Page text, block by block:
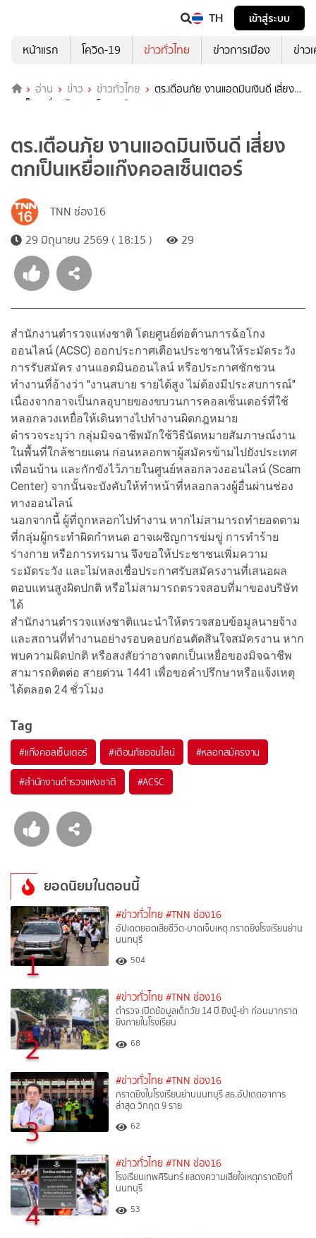
TH
เข้าสู่ระบบ
หน้าแรก
โควิด-19 ข่าวทั่วไทย ข่าวการเมือง ข่าว
อ่าน ข่าว ข่าวทั่วไทย
ตร.เตือนภัย งานแอดมินเงินดี เสี่ยง
ตกเป็นเหยื่อแก๊งคอลเซ็นเตอร์
ตร.เตือนภัย งานแอดมินเงินดี เสี่ยง
ตกเป็นเหยื่อแก๊งคอลเซ็นเตอร์
TNN ช่อง16
29 มิถุนายน 2569 ( 18:15 )
29
สำนักงานตำรวจแห่งชาติ โดยศูนย์ต่อต้านการฉ้อโกง
ออนไลน์ (ACSC) ออกประกาศเตือนประชาชนให้ระมัดระวัง
การรับสมัคร งานแอดมินออนไลน์ หรือประกาศชักชวน
ทำงานที่อ้างว่า "งานสบาย รายได้สูง ไม่ต้องมีประสบการณ์"
เนื่องจากอาจเป็นกลอุบายของขบวนการคอลเซ็นเตอร์ที่ใช้
หลอกลวงเหยื่อให้เดินทางไปทำงานผิดกฎหมาย
ตำรวจระบุว่า กลุ่มมิจฉาชีพมักใช้วิธีนัดหมายสัมภาษณ์งาน
ในพื้นที่ใกล้ชายแดน ก่อนหลอกพาผู้สมัครข้ามไปยังประเทศ
เพื่อนบ้าน และกักขังไว้ภายในศูนย์หลอกลวงออนไลน์ (Scam
Center) จากนั้นจะบังคับให้ทำหน้าที่หลอกลวงผู้อื่นผ่านช่อง
ทางออนไลน์
นอกจากนี้ ผู้ที่ถูกหลอกไปทำงาน หากไม่สามารถทำยอดตาม
ที่กลุ่มผู้กระทำผิดกำหนด อาจเผชิญการข่มขู่ การทำร้าย
ร่างกาย หรือการทรมาน จึงขอให้ประชาชนเพิ่มความ
ระมัดระวัง และไม่หลงเชื่อประกาศรับสมัครงานที่เสนอผล
ตอบแทนสูงผิดปกติ หรือไม่สามารถตรวจสอบที่มาของบริษัท
ได้
สำนักงานตำรวจแห่งชาติแนะนำให้ตรวจสอบข้อมูลนายจ้าง
และสถานที่ทำงานอย่างรอบคอบก่อนตัดสินใจสมัครงาน หาก
พบความผิดปกติ หรือสงสัยว่าอาจตกเป็นเหยื่อของมิจฉาชีพ
สามารถติดต่อ สายด่วน 1441 เพื่อขอคำปรึกษาหรือแจ้งเหตุ
ได้ตลอด 24 ชั่วโมง
Tag
#แก๊งคอลเซ็นเตอร์ #เตือนภัยออนไลน์ #หลอกสมัครงาน
#สำนักงานตำรวจแห่งชาติ #ACSC
ยอดนิยมในตอนนี้
1
#ข่าวทั่วไทย #TNN ช่อง16
อัปเดตยอดเสียชีวิต-บาดเจ็บเหตุ กราดยิงโรงเรียนย่าน
นนทบุรี
504
2
#ข่าวทั่วไทย #TNN ช่อง16
ตำรวจ เปิดข้อมูลเด็กวัย 14 ปี ยิงปู่-ย่า ก่อนมากราด
ยิงภายในโรงเรียน
68
3
#ข่าวทั่วไทย #TNN ช่อง16
กราดยิงในโรงเรียนย่านนนทบุรี สธ.อัปเดตอาการ
ล่าสุด วิกฤต 9 ราย
62
4
#ข่าวทั่วไทย #TNN ช่อง16
โรงเรียนเทพศิรินทร์ แสดงความเสียใจเหตุกราดยิงที่
นนทบุรี
53